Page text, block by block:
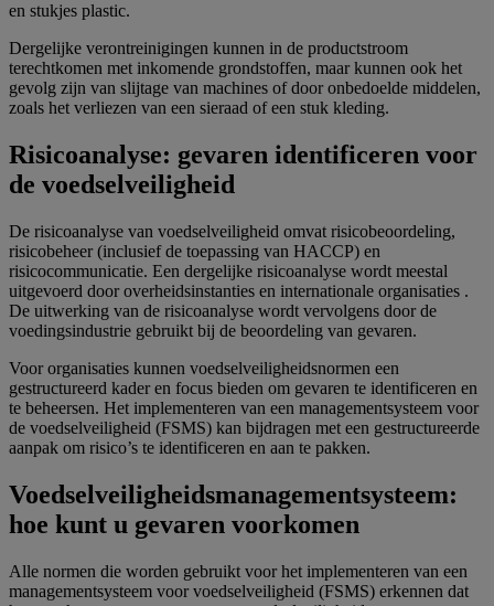
en stukjes plastic.
Dergelijke verontreinigingen kunnen in de productstroom
terechtkomen met inkomende grondstoffen, maar kunnen ook het
gevolg zijn van slijtage van machines of door onbedoelde middelen,
zoals het verliezen van een sieraad of een stuk kleding.
Risicoanalyse: gevaren identificeren voor
de voedselveiligheid
De risicoanalyse van voedselveiligheid omvat risicobeoordeling,
risicobeheer (inclusief de toepassing van HACCP) en
risicocommunicatie. Een dergelijke risicoanalyse wordt meestal
uitgevoerd door overheidsinstanties en internationale organisaties .
De uitwerking van de risicoanalyse wordt vervolgens door de
voedingsindustrie gebruikt bij de beoordeling van gevaren.
Voor organisaties kunnen voedselveiligheidsnormen een
gestructureerd kader en focus bieden om gevaren te identificeren en
te beheersen. Het implementeren van een managementsysteem voor
de voedselveiligheid (FSMS) kan bijdragen met een gestructureerde
aanpak om risico’s te identificeren en aan te pakken.
Voedselveiligheidsmanagementsysteem:
hoe kunt u gevaren voorkomen
Alle normen die worden gebruikt voor het implementeren van een
managementsysteem voor voedselveiligheid (FSMS) erkennen dat